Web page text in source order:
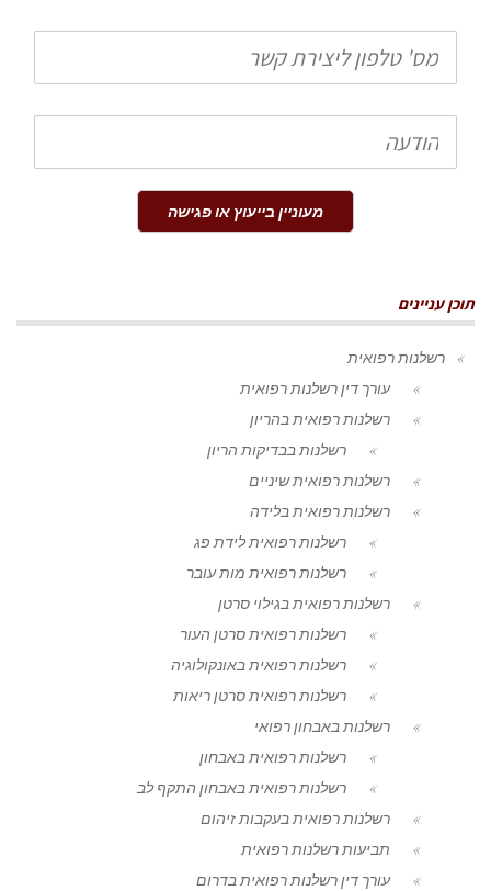
טלפון
הודעה
מעוניין בייעוץ או פגישה
תוכן עניינים
רשלנות רפואית
עורך דין רשלנות רפואית
רשלנות רפואית בהריון
רשלנות בבדיקות הריון
רשלנות רפואית שיניים
רשלנות רפואית בלידה
רשלנות רפואית לידת פג
רשלנות רפואית מות עובר
רשלנות רפואית בגילוי סרטן
רשלנות רפואית סרטן העור
רשלנות רפואית באונקולוגיה
רשלנות רפואית סרטן ריאות
רשלנות באבחון רפואי
רשלנות רפואית באבחון
רשלנות רפואית באבחון התקף לב
רשלנות רפואית בעקבות זיהום
תביעות רשלנות רפואית
עורך דין רשלנות רפואית בדרום